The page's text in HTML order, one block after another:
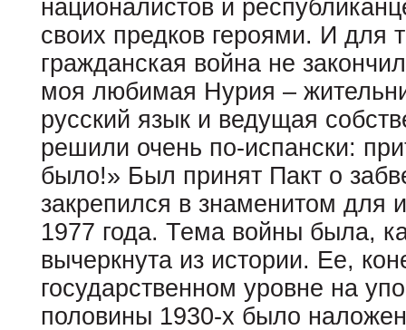
националистов и
своих предков героями. И для
гражданская война не
моя любимая Нурия –
русский язык и ведущая
решили очень по-испански:
было!» Был принят Пакт о
закрепился в знаменитом для
1977 года. Тема войны была,
вычеркнута из истории. Ее,
государственном уровне на
половины 1930-х было